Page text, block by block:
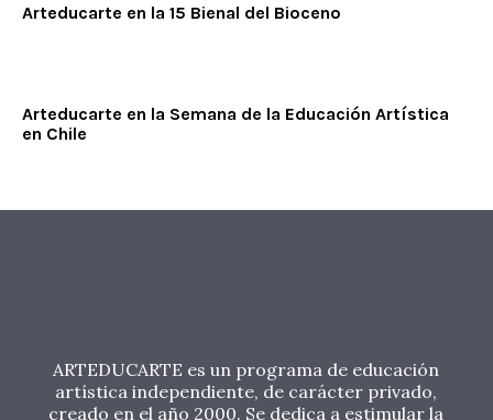
Arteducarte en la 15 Bienal del Bioceno
Arteducarte en la Semana de la Educación Artística
en Chile
ARTEDUCARTE es un programa de educación
artística independiente, de carácter privado,
creado en el año 2000. Se dedica a estimular la